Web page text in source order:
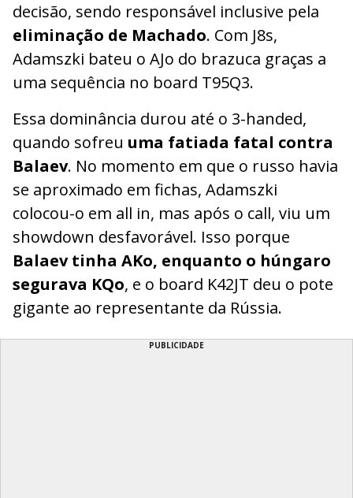
decisão, sendo responsável inclusive pela
eliminação de Machado. Com J8s,
Adamszki bateu o AJo do brazuca graças a
uma sequência no board T95Q3.
Essa dominância durou até o 3-handed,
quando sofreu uma fatiada fatal contra
Balaev. No momento em que o russo havia
se aproximado em fichas, Adamszki
colocou-o em all in, mas após o call, viu um
showdown desfavorável. Isso porque
Balaev tinha AKo, enquanto o húngaro
segurava KQo, e o board K42JT deu o pote
gigante ao representante da Rússia.
PUBLICIDADE